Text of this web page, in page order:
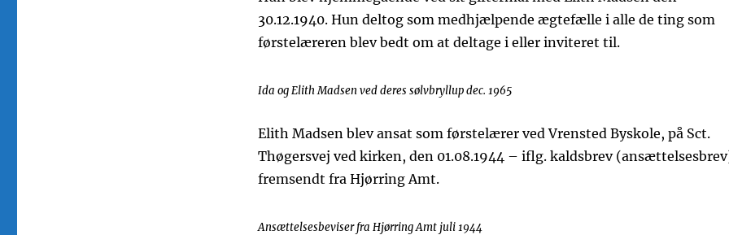
30.12.1940. Hun deltog som medhjælpende ægtefælle i alle de ting som
førstelæreren blev bedt om at deltage i eller inviteret til.
Ida og Elith Madsen ved deres sølvbryllup dec. 1965
Elith Madsen blev ansat som førstelærer ved Vrensted Byskole, på Sct.
Thøgersvej ved kirken, den 01.08.1944 – iflg. kaldsbrev
fremsendt fra Hjørring Amt.
Ansættelsesbeviser fra Hjørring Amt juli 1944